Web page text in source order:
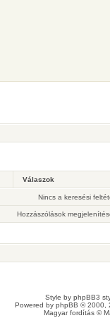
Válaszok
Nincs a keresési
Hozzászólások
Style by phpBB3
Powered by phpBB © 2000,
Magyar fordítás ©